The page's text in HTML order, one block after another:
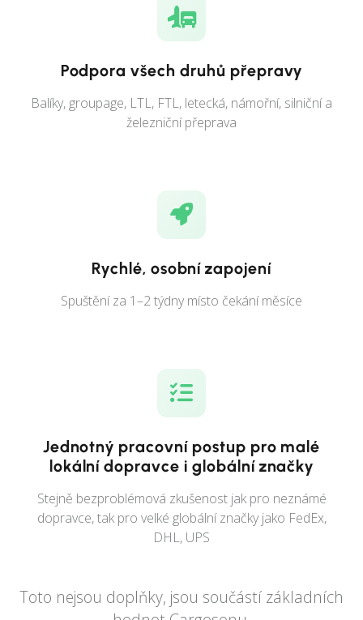
Podpora všech druhů přepravy
Balíky, groupage, LTL, FTL, letecká, námořní, silniční a
železniční přeprava
Rychlé, osobní zapojení
Spuštění za 1–2 týdny místo čekání měsíce
Jednotný pracovní postup pro malé
lokální dopravce i globální značky
Stejně bezproblémová zkušenost jak pro neznámé
dopravce, tak pro velké globální značky jako FedEx,
DHL, UPS
Toto nejsou doplňky, jsou součástí základních